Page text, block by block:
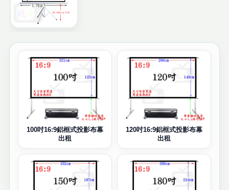
100吋16:9鋁框式投影布幕
出租
120吋16:9鋁框式投影布幕
出租